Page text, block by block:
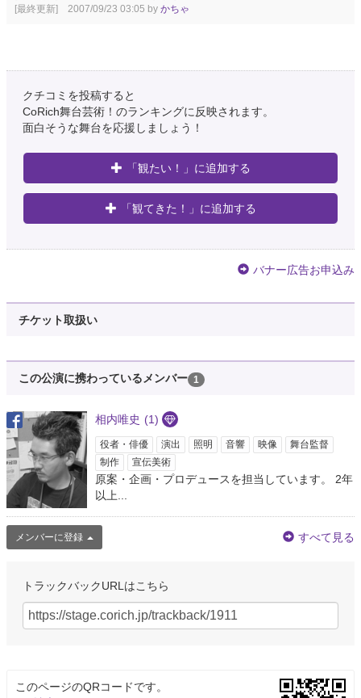
[最終更新] 2007/09/23 03:05 by かちゃ
クチコミを投稿すると
CoRich舞台芸術！のランキングに反映されます。
面白そうな舞台を応援しましょう！
「観たい！」に追加する
「観てきた！」に追加する
バナー広告お申込み
チケット取扱い
この公演に携わっているメンバー 1
相内唯史 (1)
役者・俳優 演出 照明 音響 映像
舞台監督
制作
宣伝美術
原案・企画・プロデュースを担当しています。 2年
以上...
メンバーに登録 すべて見る
トラックバックURLはこちら
このページのQRコードです。